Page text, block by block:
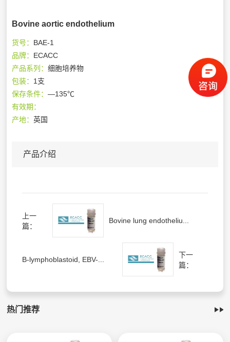
Bovine aortic endothelium
货号： BAE-1
品牌： ECACC
产品系列：细胞培养物
包装： 1支
保存条件：—135℃
有效期：
产地：英国
产品介绍
上一
篇：
Bovine lung endotheliu...
B-lymphoblastoid, EBV-...
下一
篇：
热门推荐